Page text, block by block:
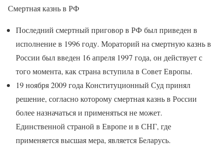
Смертная казнь в РФ
Последний смертный приговор в РФ был приведен в
исполнение в 1996 году. Мораторий на смертную казнь в
России был введен 16 апреля 1997 года, он действует с
того момента, как страна вступила в Совет Европы.
19 ноября 2009 года Конституционный Суд принял
решение, согласно которому смертная казнь в России
более назначаться и применяться не может.
Единственной страной в Европе и в СНГ, где
применяется высшая мера, является Беларусь.